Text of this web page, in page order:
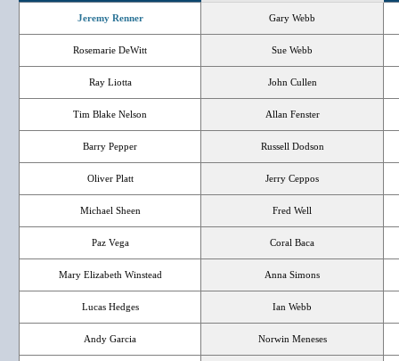
Jeremy Renner Gary Webb
Rosemarie DeWitt Sue Webb
Ray Liotta John Cullen
Tim Blake Nelson Allan Fenster
Barry Pepper Russell Dodson
Oliver Platt Jerry Ceppos
Michael Sheen Fred Well
Paz Vega Coral Baca
Mary Elizabeth Winstead Anna Simons
Lucas Hedges Ian Webb
Andy Garcia Norwin Meneses